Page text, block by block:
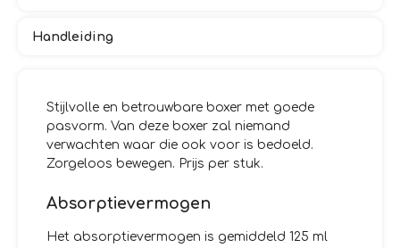
Handleiding
Stijlvolle en betrouwbare boxer met goede
pasvorm. Van deze boxer zal niemand
verwachten waar die ook voor is bedoeld.
Zorgeloos bewegen. Prijs per stuk.
Absorptievermogen
Het absorptievermogen is gemiddeld 125 ml